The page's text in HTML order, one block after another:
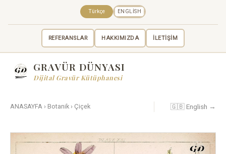
REFERANSLAR HAKKIMIZDA İLETİŞİM
Türkçe ENGLISH
GRAVÜR DÜNYASI
Dijital Gravür Kütüphanesi
ANASAYFA › Botanik › Çiçek 🇬🇧 English →